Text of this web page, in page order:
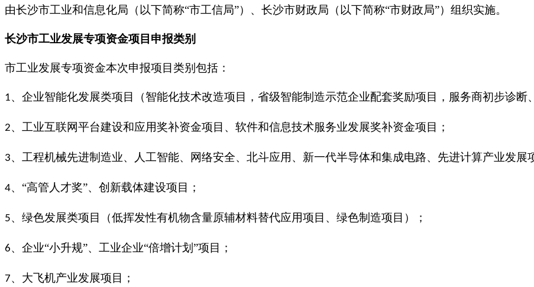
由长沙市工业和信息化局（以下简称“市工信局”）、长沙市财政局（以下简称“市财政局”）组织实施。
长沙市工业发展专项资金项目 申报类别
市工业发展专项资金本次申报项目类别包括：
1、企业智能化发展类项目（智能化技术改造项目，省级智能制造示范企业配套奖励项目，服务商初步诊断
2、工业互联网平台建设和应用奖补资金项目、软件和信息技术服务业发展奖补资金项目；
3、工程机械先进制造业、人工智能、网络安全、北斗应用、新一代半导体和集成电路、先进计算产业发展
4、“高管人才奖”、创新载体建设项目；
5、绿色发展类项目（低挥发性有机物含量原辅材料替代应用项目、绿色制造项目）；
6、企业“小升规”、工业企业“倍增计划”项目；
7、大飞机产业发展项目；